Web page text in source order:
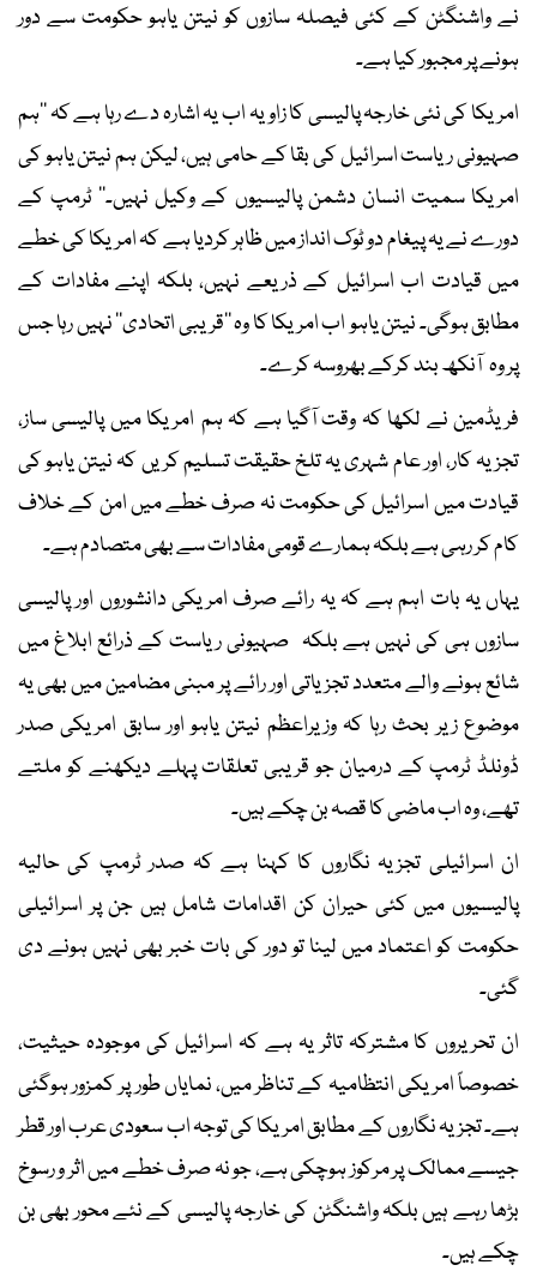
نے واشنگٹن کے کئی فیصلہ سازوں کو نیتن یاہو حکومت سے دور
ہونے پر مجبور کیا ہے۔
امریکا کی نئی خارجہ پالیسی کا زاویہ اب یہ اشارہ دے رہا ہے کہ ’’ہم
صہیونی ریاست اسرائیل کی بقا کے حامی ہیں، لیکن ہم نیتن یاہو کی
امریکا سمیت انسان دشمن پالیسیوں کے وکیل نہیں۔‘‘ ٹرمپ کے
دورے نے یہ پیغام دو ٹوک انداز میں ظاہر کردیا ہے کہ امریکا کی خطے
میں قیادت اب اسرائیل کے ذریعے نہیں، بلکہ اپنے مفادات کے
مطابق ہوگی۔ نیتن یاہو اب امریکا کا وہ ’’قریبی اتحادی‘‘ نہیں رہا جس
پر وہ آنکھ بند کرکے بھروسہ کرے۔
فریڈمین نے لکھا کہ وقت آگیا ہے کہ ہم امریکا میں پالیسی ساز،
تجزیہ کار، اور عام شہری یہ تلخ حقیقت تسلیم کریں کہ نیتن یاہو کی
قیادت میں اسرائیل کی حکومت نہ صرف خطے میں امن کے خلاف
کام کر رہی ہے بلکہ ہمارے قومی مفادات سے بھی متصادم ہے۔
یہاں یہ بات اہم ہے کہ یہ رائے صرف امریکی دانشوروں اور پالیسی
سازوں ہی کی نہیں ہے بلکہ صہیونی ریاست کے ذرائع ابلاغ میں
شائع ہونے والے متعدد تجزیاتی اور رائے پر مبنی مضامین میں بھی یہ
موضوع زیر بحث رہا کہ وزیراعظم نیتن یاہو اور سابق امریکی صدر
ڈونلڈ ٹرمپ کے درمیان جو قریبی تعلقات پہلے دیکھنے کو ملتے
تھے، وہ اب ماضی کا قصہ بن چکے ہیں۔
ان اسرائیلی تجزیہ نگاروں کا کہنا ہے کہ صدر ٹرمپ کی حالیہ
پالیسیوں میں کئی حیران کن اقدامات شامل ہیں جن پر اسرائیلی
حکومت کو اعتماد میں لینا تو دور کی بات خبر بھی نہیں ہونے دی
گئی۔
ان تحریروں کا مشترکہ تاثر یہ ہے کہ اسرائیل کی موجودہ حیثیت،
خصوصاً امریکی انتظامیہ کے تناظر میں، نمایاں طور پر کمزور ہوگئی
ہے۔ تجزیہ نگاروں کے مطابق امریکا کی توجہ اب سعودی عرب اور قطر
جیسے ممالک پر مرکوز ہوچکی ہے، جو نہ صرف خطے میں اثر و رسوخ
بڑھا رہے ہیں بلکہ واشنگٹن کی خارجہ پالیسی کے نئے محور بھی بن
چکے ہیں۔